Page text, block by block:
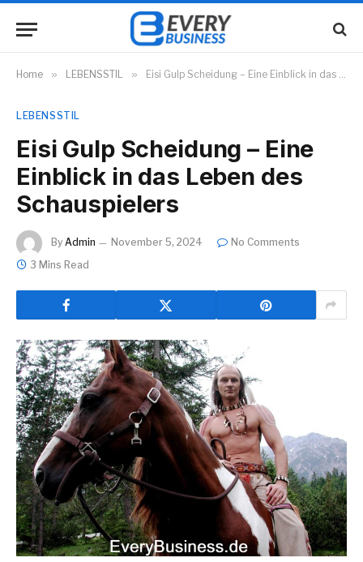
Home » LEBENSSTIL » Eisi Gulp Scheidung – Eine Einblick in das Leben des Schauspielers
LEBENSSTIL
Eisi Gulp Scheidung – Eine
Einblick in das Leben des
Schauspielers
By Admin November 5, 2024
No Comments
3 Mins Read